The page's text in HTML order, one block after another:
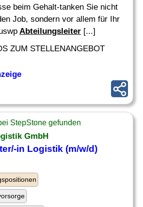
beim Gehalt-tanken Sie nicht
Job, sondern vor allem für Ihr
Abteilungsleiter [...]
ZUM STELLENANGEBOT
StepStone gefunden
GmbH
/-in Logistik (m/w/d)